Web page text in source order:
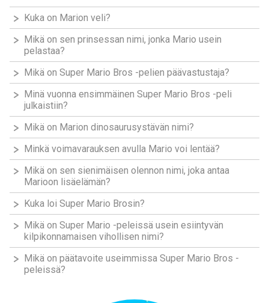
Kuka on Marion veli?
Mikä on sen prinsessan nimi, jonka Mario usein
pelastaa?
Mikä on Super Mario Bros -pelien päävastustaja?
Minä vuonna ensimmäinen Super Mario Bros -peli
julkaistiin?
Mikä on Marion dinosaurusystävän nimi?
Minkä voimavarauksen avulla Mario voi lentää?
Mikä on sen sienimäisen olennon nimi, joka antaa
Marioon lisäelämän?
Kuka loi Super Mario Brosin?
Mikä on Super Mario -peleissä usein esiintyvän
kilpikonnamaisen vihollisen nimi?
Mikä on päätavoite useimmissa Super Mario Bros -
peleissä?